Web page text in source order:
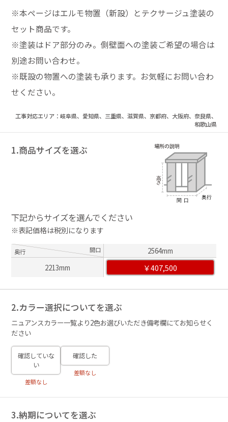
※本ページはエルモ物置（新設）とテクサージュ塗装の
セット商品です。
※塗装はドア部分のみ。側壁面への塗装ご希望の場合は
別途お問い合わせ。
※既設の物置への塗装も承ります。お気軽にお問い合わ
せください。
工事対応エリア：岐阜県、愛知県、三重県、滋賀県、京都府、大阪府、奈良県、
和歌山県
1.商品サイズを選ぶ
下記からサイズを選んでください
※表記価格は税別になります
奥行 間口
2564mm
2213mm
￥407,500
2.カラー選択についてを選ぶ
ニュアンスカラー一覧より2色お選びいただき備考欄にてお知らせく
ださい
確認していな
い
差額なし
確認した
差額なし
3.納期についてを選ぶ